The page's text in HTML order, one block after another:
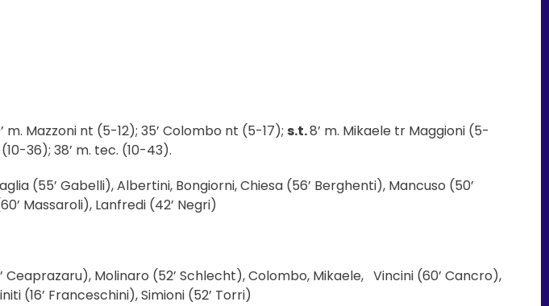
m. Mazzoni nt (5-12); 35’ Colombo nt (5-17); s.t.8’ m. Mikaele tr Maggioni (5-
36); 38’ m. tec. (10-43).
(55’ Gabelli), Albertini, Bongiorni, Chiesa (56’ Berghenti), Mancuso (50’
Massaroli), Lanfredi (42’ Negri)
Ceaprazaru), Molinaro (52’ Schlecht), Colombo, Mikaele, Vincini (60’ Cancro),
(16’ Franceschini), Simioni (52’ Torri)